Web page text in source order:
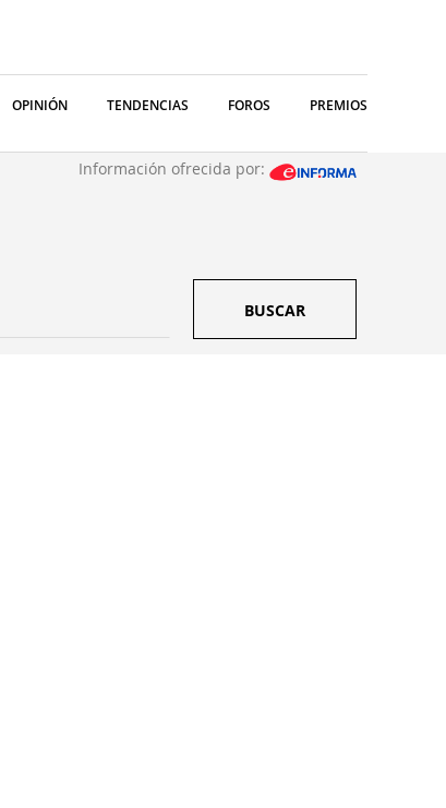
OPINIÓN TENDENCIAS FOROS PREMIOS
Información ofrecida por:
BUSCAR